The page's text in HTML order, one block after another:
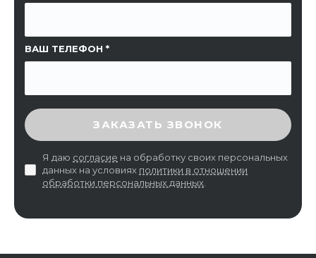
ВАШ ТЕЛЕФОН
ВВЕДИТЕ ПРОВЕРОЧНЫЙ КОД
ЗАКАЗАТЬ ЗВОНОК
Я даю согласие на обработку своих персональных
данных на условиях политики в отношении
обработки персональных данных